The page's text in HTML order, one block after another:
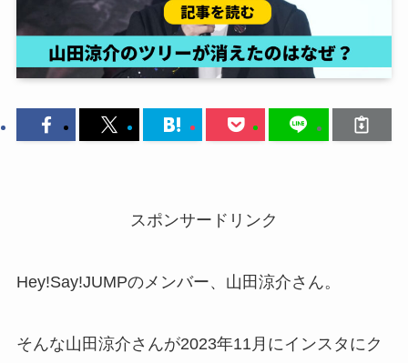
スポンサードリンク
Hey!Say!JUMPのメンバー、山田涼介さん。
そんな山田涼介さんが2023年11月にインスタにク